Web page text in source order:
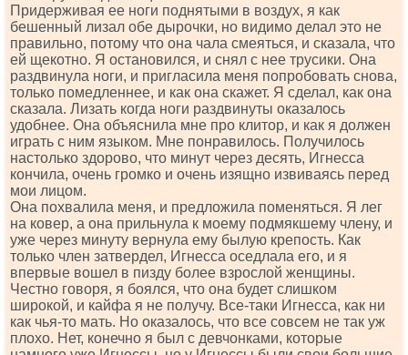
Придерживая ее ноги поднятыми в воздух, я как
бешенный лизал обе дырочки, но видимо делал это не
правильно, потому что она чала смеяться, и сказала, что
ей щекотно. Я остановился, и снял с нее трусики. Она
раздвинула ноги, и пригласила меня попробовать снова,
только помедленнее, и как она скажет. Я сделал, как она
сказала. Лизать когда ноги раздвинуты оказалось
удобнее. Она объяснила мне про клитор, и как я должен
играть с ним языком. Мне понравилось. Получилось
настолько здорово, что минут через десять, Игнесса
кончила, очень громко и очень изящно извиваясь перед
мои лицом.
Она похвалила меня, и предложила поменяться. Я лег
на ковер, а она прильнула к моему подмякшему члену, и
уже через минуту вернула ему былую крепость. Как
только член затвердел, Игнесса оседлала его, и я
впервые вошел в пизду более взрослой женщины.
Честно говоря, я боялся, что она будет слишком
широкой, и кайфа я не получу. Все-таки Игнесса, как ни
как чья-то мать. Но оказалось, что все совсем не так уж
плохо. Нет, конечно я был с девчонками, которые